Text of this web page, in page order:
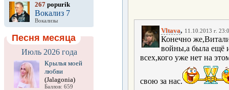
267 popurik
Вокализ 7
Вокализы
Песня месяца
Июль 2026 года
Крылья моей
любви
(Jalagonia)
Баллов: 659
Vltava, 11.10.2013 г.
Конечно
войны,а была ещё
всех,кого уже нет на
свою за нас.